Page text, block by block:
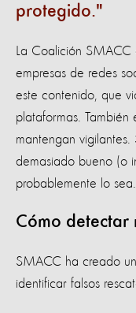
protegido.
La Coalición
empresas de redes
este contenido, que
plataformas. También
mantengan
demasiado bueno (o
probablemente lo sea.
Cómo detectar
SMACC ha creado
identificar falsos